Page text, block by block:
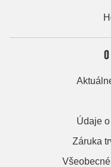
Údaje
Záruka